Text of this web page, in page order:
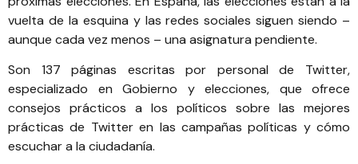
vuelta de la esquina y las redes sociales siguen siendo –
aunque cada vez menos – una asignatura pendiente.
Son 137 páginas escritas por personal de Twitter,
especializado en Gobierno y elecciones, que ofrece
consejos prácticos a los políticos sobre las mejores
prácticas de Twitter en las campañas políticas y cómo
escuchar a la ciudadanía.